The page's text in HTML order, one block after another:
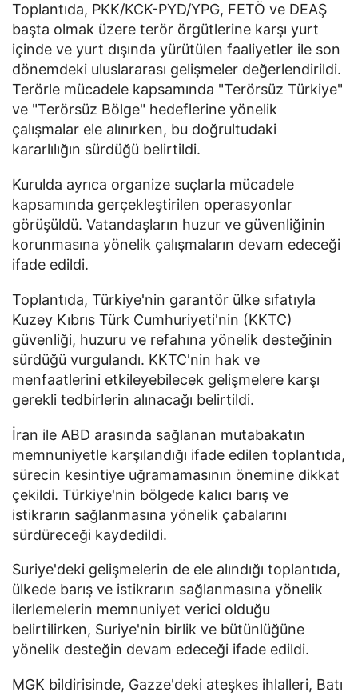
Toplantıda, PKK/KCK-PYD/YPG, FETÖ ve DEAŞ
başta olmak üzere terör örgütlerine karşı yurt
içinde ve yurt dışında yürütülen faaliyetler ile son
dönemdeki uluslararası gelişmeler değerlendirildi.
Terörle mücadele kapsamında "Terörsüz Türkiye"
ve "Terörsüz Bölge" hedeflerine yönelik
çalışmalar ele alınırken, bu doğrultudaki
kararlılığın sürdüğü belirtildi.
Kurulda ayrıca organize suçlarla mücadele
kapsamında gerçekleştirilen operasyonlar
görüşüldü. Vatandaşların huzur ve güvenliğinin
korunmasına yönelik çalışmaların devam edeceği
ifade edildi.
Toplantıda, Türkiye'nin garantör ülke sıfatıyla
Kuzey Kıbrıs Türk Cumhuriyeti'nin (KKTC)
güvenliği, huzuru ve refahına yönelik desteğinin
sürdüğü vurgulandı. KKTC'nin hak ve
menfaatlerini etkileyebilecek gelişmelere karşı
gerekli tedbirlerin alınacağı belirtildi.
İran ile ABD arasında sağlanan mutabakatın
memnuniyetle karşılandığı ifade edilen toplantıda,
sürecin kesintiye uğramamasının önemine dikkat
çekildi. Türkiye'nin bölgede kalıcı barış ve
istikrarın sağlanmasına yönelik çabalarını
sürdüreceği kaydedildi.
Suriye'deki gelişmelerin de ele alındığı toplantıda,
ülkede barış ve istikrarın sağlanmasına yönelik
ilerlemelerin memnuniyet verici olduğu
belirtilirken, Suriye'nin birlik ve bütünlüğüne
yönelik desteğin devam edeceği ifade edildi.
MGK bildirisinde, Gazze'deki ateşkes ihlalleri, Batı